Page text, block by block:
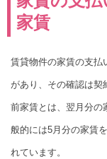
家賃
賃貸物件の家賃の支払
があり、その確認は契
前家賃とは、翌月分の
般的には5月分の家賃
れています。